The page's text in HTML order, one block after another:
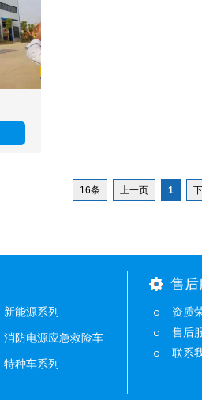
16条 上一页 1
新能源系列
消防电源应急救险车
特种车系列
售后
资质
售后
联系